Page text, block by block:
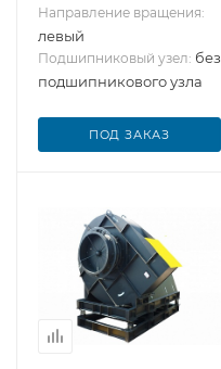
Направление вращения:
левый
Подшипниковый узел: без
подшипникового узла
ПОД ЗАКАЗ